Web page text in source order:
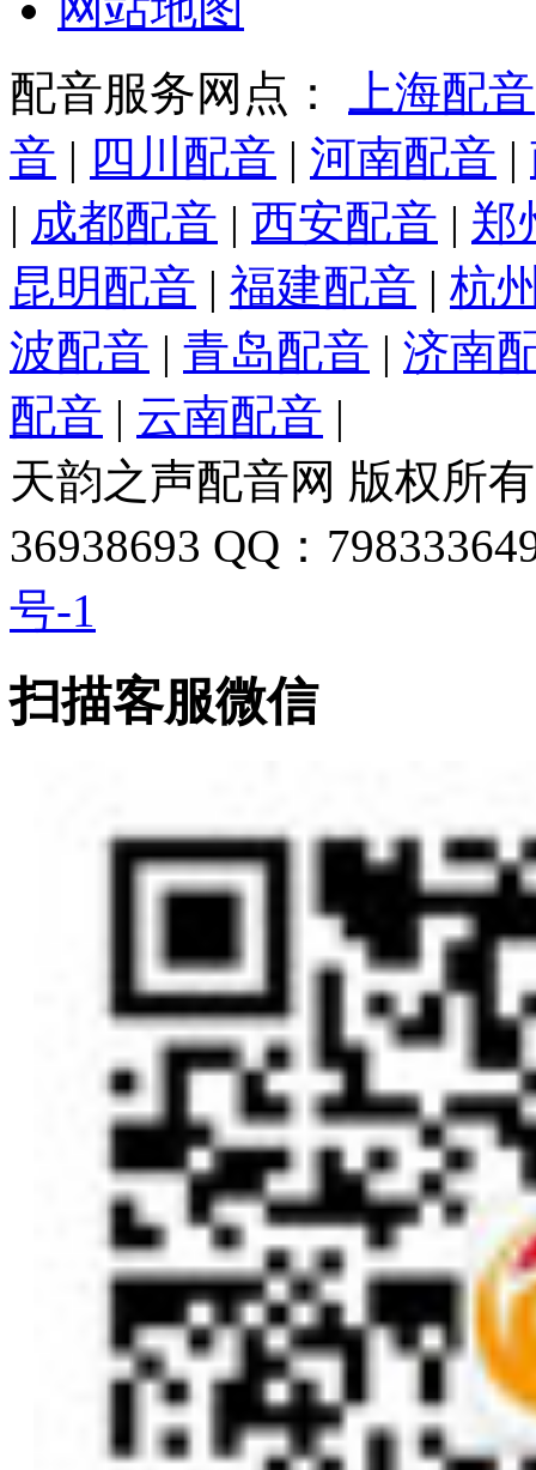
配音服务网点：
上海配音
音 | 四川配音 | 河南配音 |
| 成都配音 | 西安配音 | 郑
昆明配音 | 福建配音 | 杭
波配音 | 青岛配音 | 济南
配音 | 云南配音 |
天韵之声配音网 版权所
36938693 QQ：
号-1
扫描客服微信